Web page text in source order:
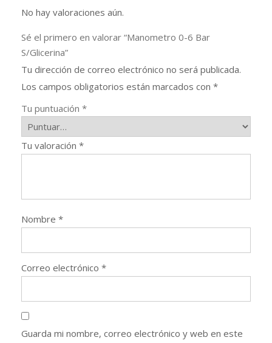
No hay valoraciones aún.
Sé el primero en valorar “Manometro 0-6 Bar
S/Glicerina”
Tu dirección de correo electrónico no será publicada.
Los campos obligatorios están marcados con *
Tu puntuación *
Tu valoración *
Nombre *
Correo electrónico *
Guarda mi nombre, correo electrónico y web en este